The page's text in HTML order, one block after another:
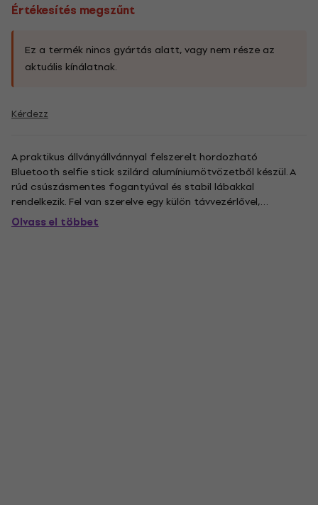
Értékesítés megszűnt
Ez a termék nincs gyártás alatt, vagy nem része az
aktuális kínálatnak.
Kérdezz
A praktikus állványállvánnyal felszerelt hordozható
Bluetooth selfie stick szilárd alumíniumötvözetből készül. A
rúd csúszásmentes fogantyúval és stabil lábakkal
rendelkezik. Fel van szerelve egy külön távvezérlővel,
Bluetooth-on. 360 ° -os forgószerkezet is rendelkezésre áll.
Olvass el többet